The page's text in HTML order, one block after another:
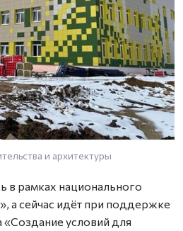
и архитектуры
в рамках национального
а сейчас идёт при поддержке
условий для